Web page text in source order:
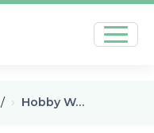
› Hobby World анонсировало прод…